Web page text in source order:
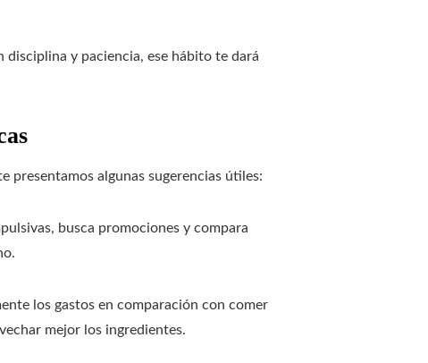
disciplina y paciencia, ese hábito te dará
presentamos algunas sugerencias útiles:
busca promociones y compara
los gastos en comparación con comer
mejor los ingredientes.